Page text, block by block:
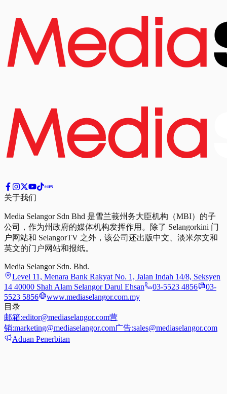
关于我们
Media Selangor Sdn Bhd 是雪兰莪州务大臣机构（MBI）的子
公司，作为州政府的媒体机构发挥作用。除了 Selangorkini 门
户网站和 SelangorTV 之外，该公司还出版中文、淡米尔文和
英文的门户网站和报纸。
Media Selangor Sdn. Bhd.
Level 11, Menara Bank Rakyat No. 1, Jalan Indah 14/8, Seksyen
14 40000 Shah Alam Selangor Darul Ehsan
03-5523 4856
03-
5523 5856
www.mediaselangor.com.my
目录
邮箱:editor@mediaselangor.com营
销:marketing@mediaselangor.com广告:sales@mediaselangor.com
Aduan Penerbitan